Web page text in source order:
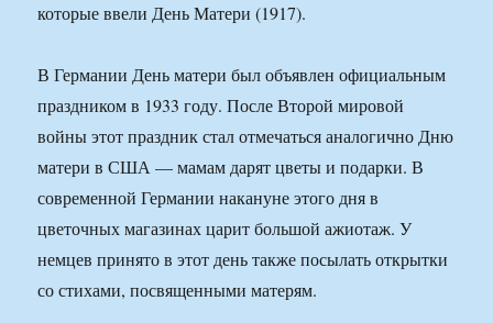
которые ввели День Матери (1917).
В Германии День матери был объявлен официальным
праздником в 1933 году. После Второй мировой
войны этот праздник стал отмечаться аналогично Дню
матери в США — мамам дарят цветы и подарки. В
современной Германии накануне этого дня в
цветочных магазинах царит большой ажиотаж. У
немцев принято в этот день также посылать открытки
со стихами, посвященными матерям.